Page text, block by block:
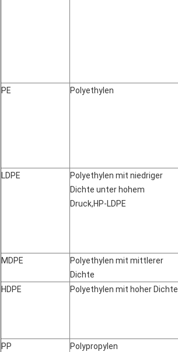
PE
Polyethylen
LDPE
Polyethylen mit niedriger
Dichte unter hohem
Druck,HP-LDPE
MDPE
Polyethylen mit mittlerer
Dichte
HDPE
Polyethylen mit hoher Dichte
PP
Polypropylen